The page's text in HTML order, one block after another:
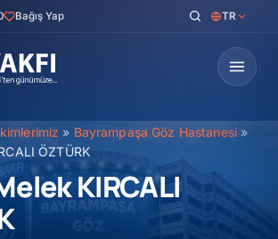
Bağış Yap TR
» Bayrampaşa Göz Hastanesi »
ÖZTÜRK
KIRCALI